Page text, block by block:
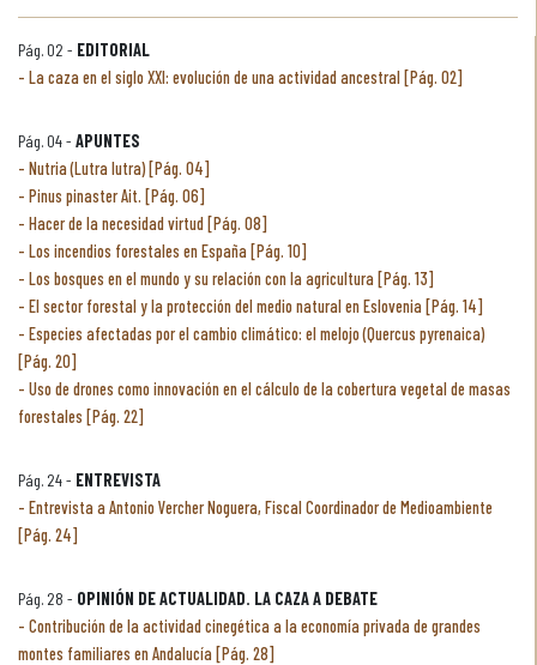
Pág. 02 - EDITORIAL
La caza en el siglo XXI: evolución de una actividad ancestral [Pág. 02]
Pág. 04 - APUNTES
Nutria (Lutra lutra) [Pág. 04]
Pinus pinaster Ait. [Pág. 06]
Hacer de la necesidad virtud [Pág. 08]
Los incendios forestales en España [Pág. 10]
Los bosques en el mundo y su relación con la agricultura [Pág. 13]
El sector forestal y la protección del medio natural en Eslovenia [Pág. 14]
Especies afectadas por el cambio climático: el melojo (Quercus pyrenaica)
[Pág. 20]
Uso de drones como innovación en el cálculo de la cobertura vegetal de masas
forestales [Pág. 22]
Pág. 24 - ENTREVISTA
Entrevista a Antonio Vercher Noguera, Fiscal Coordinador de Medioambiente
[Pág. 24]
Pág. 28 - OPINIÓN DE ACTUALIDAD. LA CAZA A DEBATE
Contribución de la actividad cinegética a la economía privada de grandes
montes familiares en Andalucía [Pág. 28]